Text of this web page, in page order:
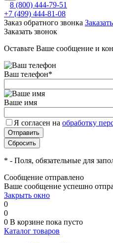
8 (800) 444-79-51
+7 (499) 444-81-08
Заказ обратного звонка
Заказать звонок
Оставьте Ваше сообщение и
Ваш телефон*
Ваше имя
Я согласен на обработку
* - Поля, обязательные для
Сообщение отправлено
Ваше сообщение успешно
Закрыть окно
0
0
0 В корзине пока пусто
Каталог товаров